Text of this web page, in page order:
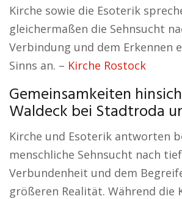
Kirche sowie die Esoterik
gleichermaßen die Sehnsucht
Verbindung und dem Erkennen
Sinns an. – Kirche Rostock
Gemeinsamkeiten
Waldeck bei Stadtroda
Kirche und Esoterik antworten
menschliche Sehnsucht nach
Verbundenheit und dem
größeren Realität. Während die